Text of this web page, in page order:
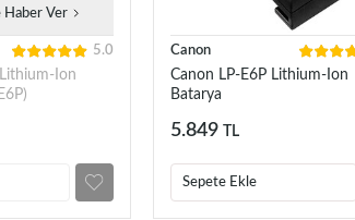
Haber Ver
5.0
Ion
Canon
Canon LP-E6P Lithium-Ion
Batarya
5.849 TL
Sepete Ekle